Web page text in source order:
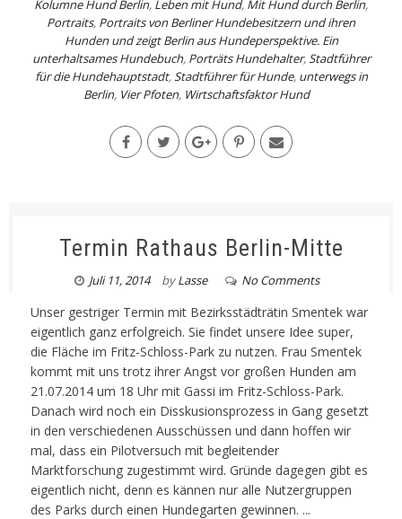
Kolumne Hund Berlin, Leben mit Hund, Mit Hund durch Berlin,
Portraits, Portraits von Berliner Hundebesitzern und ihren
Hunden und zeigt Berlin aus Hundeperspektive. Ein
unterhaltsames Hundebuch, Porträts Hundehalter,Stadtführer
für die Hundehauptstadt,Stadtführer für Hunde, unterwegs in
Berlin, Vier Pfoten, Wirtschaftsfaktor Hund
Termin Rathaus Berlin-Mitte
Juli 11, 2014 byLasse No Comments
Unser gestriger Termin mit Bezirksstädträtin Smentek war
eigentlich ganz erfolgreich. Sie findet unsere Idee super,
die Fläche im Fritz-Schloss-Park zu nutzen. Frau Smentek
kommt mit uns trotz ihrer Angst vor großen Hunden am
21.07.2014 um 18 Uhr mit Gassi im Fritz-Schloss-Park.
Danach wird noch ein Disskusionsprozess in Gang gesetzt
in den verschiedenen Ausschüssen und dann hoffen wir
mal, dass ein Pilotversuch mit begleitender
Marktforschung zugestimmt wird. Gründe dagegen gibt es
eigentlich nicht, denn es kännen nur alle Nutzergruppen
des Parks durch einen Hundegarten gewinnen. ...